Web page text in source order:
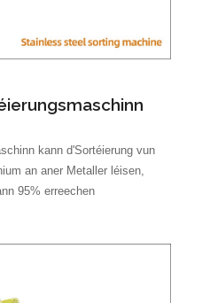
kann d'Sortéierung vun
an aner Metaller léisen,
95% erreechen